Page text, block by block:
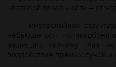
цветовой тональности – от
многослойная
небьющегося
защищать сетчатку глаз
воздействия прямых лучей и